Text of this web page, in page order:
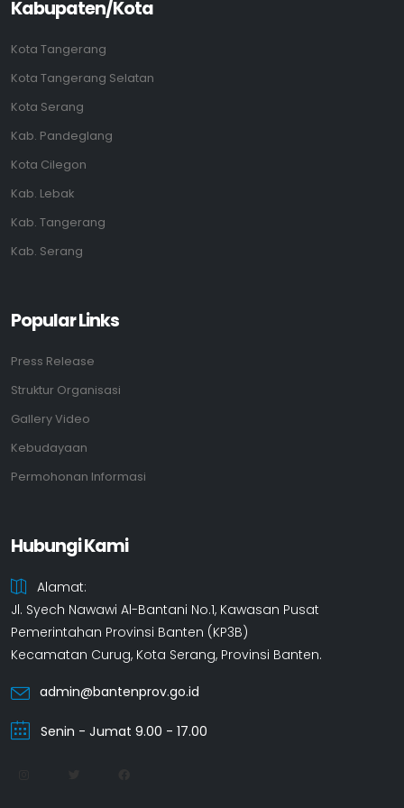
Kabupaten/Kota
Kota Tangerang
Kota Tangerang Selatan
Kota Serang
Kab. Pandeglang
Kota Cilegon
Kab. Lebak
Kab. Tangerang
Kab. Serang
Popular Links
Press Release
Struktur Organisasi
Gallery Video
Kebudayaan
Permohonan Informasi
Hubungi Kami
Alamat:
Jl. Syech Nawawi Al-Bantani No.1, Kawasan Pusat
Pemerintahan Provinsi Banten (KP3B)
Kecamatan Curug, Kota Serang, Provinsi Banten.
admin@bantenprov.go.id
Senin - Jumat 9.00 - 17.00